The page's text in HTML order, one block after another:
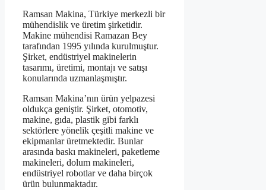
Ramsan Makina, Türkiye merkezli bir
mühendislik ve üretim şirketidir.
Makine mühendisi Ramazan Bey
tarafından 1995 yılında kurulmuştur.
Şirket, endüstriyel makinelerin
tasarımı, üretimi, montajı ve satışı
konularında uzmanlaşmıştır.
Ramsan Makina’nın ürün yelpazesi
oldukça geniştir. Şirket, otomotiv,
makine, gıda, plastik gibi farklı
sektörlere yönelik çeşitli makine ve
ekipmanlar üretmektedir. Bunlar
arasında baskı makineleri, paketleme
makineleri, dolum makineleri,
endüstriyel robotlar ve daha birçok
ürün bulunmaktadır.